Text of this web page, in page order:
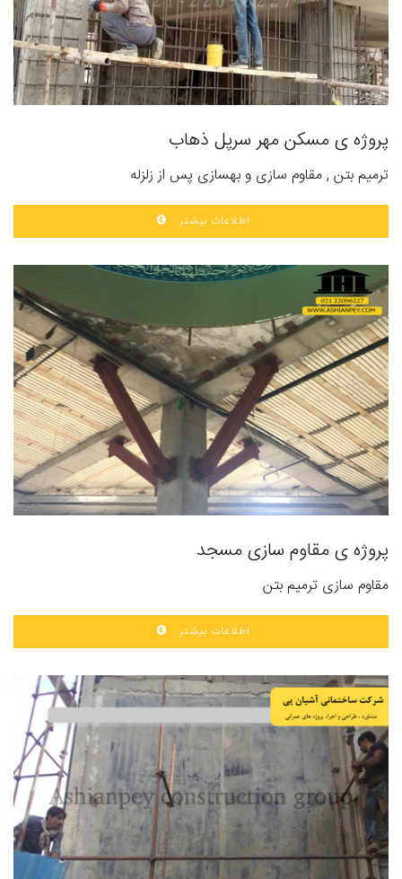
پروژه ی مسکن مهر سرپل ذهاب
ترمیم بتن , مقاوم سازی و بهسازی پس از زلزله
اطلاعات بیشتر
پروژه ی مقاوم سازی مسجد
مقاوم سازی ترمیم بتن
اطلاعات بیشتر